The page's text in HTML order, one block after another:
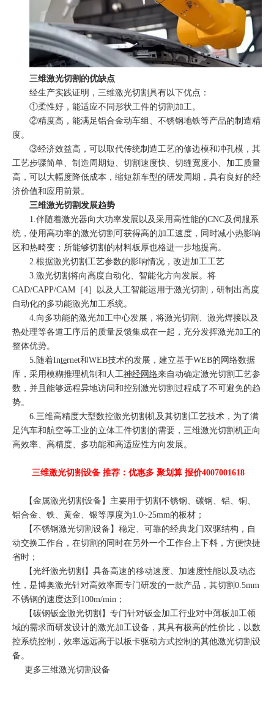
三维激光切割的优缺点
经生产实践证明，三维激光切割具有以下优点：
①柔性好，能适应不同形状工件的切割加工。
②精度高，能满足铝合金动车组、不锈钢地铁等产品的制造精
度。
③经济效益高，可以取代传统制造工艺的修边模和冲孔模，其
工艺步骤简单、制造周期短、切割速度快、切缝宽度小、加工质量
高，可以大幅度降低成本，缩短新车型的研发周期，具有良好的经
济价值和应用前景。
三维激光切割发展趋势
1.伴随着激光器向大功率发展以及采用高性能的CNC及伺服系
统，使用高功率的激光切割可获得高的加工速度，同时减小热影响
区和热畸变；所能够切割的材料板厚也格进一步地提高。
2.根据激光切割工艺参数的影响情况，改进加工工艺
3.激光切割将向高度自动化、智能化方向发展。将
CAD/CAPP/CAM［4］以及人工智能运用于激光切割，研制出高度
自动化的多功能激光加工系统。
4.向多功能的激光加工中心发展，将激光切割、激光焊接以及
热处理等各道工序后的质量反馈集成在一起，充分发挥激光加工的
整体优势。
5.随着Internet和WEB技术的发展，建立基于WEB的网络数据
库，采用模糊推理机制和人工神经网络来自动确定激光切割工艺参
数，并且能够远程异地访问和控别激光切割过程成了不可避免的趋
势。
6.三维高精度大型数控激光切割机及其切割工艺技术，为了满
足汽车和航空等工业的立体工件切割的需要，三维激光切割机正向
高效率、高精度、多功能和高适应性方向发展。
三维激光切割设备 推荐：优惠多 聚划算 报价4007001618
【金属激光切割设备 】主要用于切割不锈钢、碳钢、铝、铜、
铝合金、铁、黄金、银等厚度为1.0~25mm的板材；
【不锈钢激光切割设备 】稳定、可靠的经典龙门双驱结构，自
动交换工作台，在切割的同时在另外一个工作台上下料，方便快捷
省时；
【光纤激光切割 】具备高速的移动速度、加速度性能以及动态
性，是博奥激光针对高效率而专门研发的一款产品，其切割0.5mm
不锈钢的速度达到100m/min；
【碳钢钣金激光切割 】专门针对钣金加工行业对中薄板加工领
域的需求而研发设计的激光加工设备，其具有极高的性价比，以数
控系统控制，效率远远高于以板卡驱动方式控制的其他激光切割设
备。
更多三维激光切割 设备